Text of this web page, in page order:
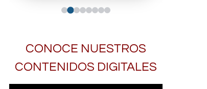
CONOCE NUESTROS
CONTENIDOS DIGITALES